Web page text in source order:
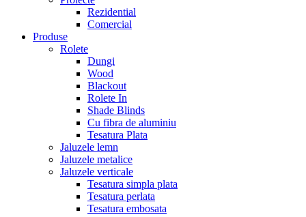
Rezidential
Comercial
Produse
Rolete
Dungi
Wood
Blackout
Rolete In
Shade Blinds
Cu fibra de aluminiu
Tesatura Plata
Jaluzele lemn
Jaluzele metalice
Jaluzele verticale
Tesatura simpla plata
Tesatura perlata
Tesatura embosata